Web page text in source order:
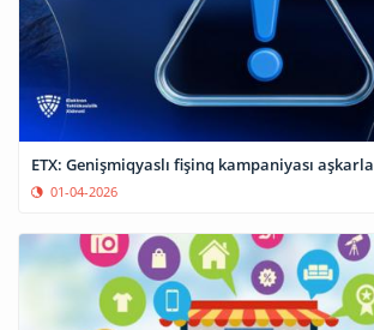
ETX: Genişmiqyaslı fişinq kampaniyası
01-04-2026